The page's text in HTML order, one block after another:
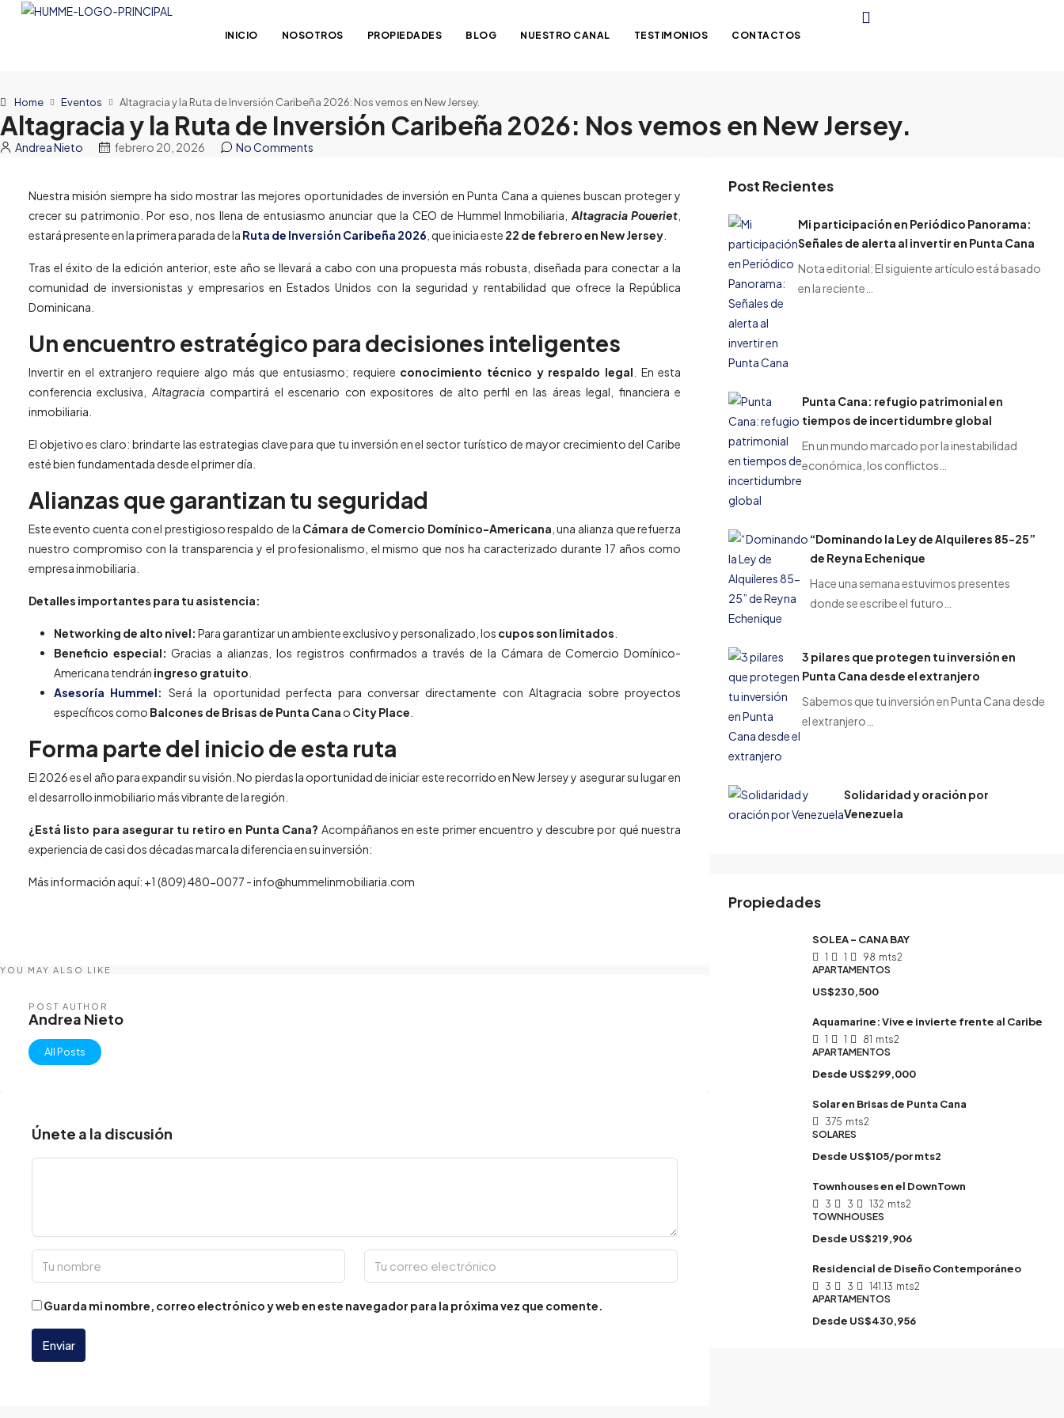
INICIO NOSOTROS PROPIEDADES BLOG NUESTRO CANAL TESTIMONIOS CONTACTOS
Home Eventos Altagracia y la Ruta de Inversión Caribeña 2026: Nos vemos en New Jersey.
Altagracia y la Ruta de Inversión Caribeña 2026: Nos vemos en New Jersey.
Andrea Nieto febrero 20, 2026 No Comments
Nuestra misión siempre ha sido mostrar las mejores oportunidades de inversión en Punta Cana a quienes buscan proteger y
crecer su patrimonio. Por eso, nos llena de entusiasmo anunciar que la CEO de Hummel Inmobiliaria, Altagracia Poueriet
estará presente en la primera parada de la Ruta de Inversión Caribeña 2026 , que inicia este 22 de febrero en New Jersey.
Tras el éxito de la edición anterior, este año se llevará a cabo con una propuesta más robusta, diseñada para conectar a la
comunidad de inversionistas y empresarios en Estados Unidos con la seguridad y rentabilidad que ofrece la República
Dominicana.
Un encuentro estratégico para decisiones inteligentes
Invertir en el extranjero requiere algo más que entusiasmo; requiere conocimiento técnico y respaldo legal . En esta
conferencia exclusiva, Altagraciacompartirá el escenario con expositores de alto perfil en las áreas legal, financiera e
inmobiliaria.
El objetivo es claro: brindarte las estrategias clave para que tu inversión en el sector turístico de mayor crecimiento del Caribe
esté bien fundamentada desde el primer día.
Alianzas que garantizan tu seguridad
Este evento cuenta con el prestigioso respaldo de la Cámara de Comercio Domínico-Americana , una alianza que refuerza
nuestro compromiso con la transparencia y el profesionalismo, el mismo que nos ha caracterizado durante 17 años como
empresa inmobiliaria.
Detalles importantes para tu asistencia:
Networking de alto nivel: Para garantizar un ambiente exclusivo y personalizado, los cupos son limitados
Beneficio especial: Gracias a alianzas, los registros confirmados a través de la Cámara de Comercio Domínico-
Americana tendrán ingreso gratuito
Asesoría Hummel: Será la oportunidad perfecta para conversar directamente con Altagracia sobre proyectos
específicos como Balcones de Brisas de Punta Cana o City Place
Forma parte del inicio de esta ruta
El 2026 es el año para expandir su visión. No pierdas la oportunidad de iniciar este recorrido en New Jersey y asegurar su lugar en
el desarrollo inmobiliario más vibrante de la región.
¿Está listo para asegurar tu retiro en Punta Cana? Acompáñanos en este primer encuentro y descubre por qué nuestra
experiencia de casi dos décadas marca la diferencia en su inversión:
Más información aquí: +1 (809) 480-0077 - info@hummelinmobiliaria.com
YOU MAY ALSO LIKE
POST AUTHOR
Andrea Nieto
All Posts
Únete a la discusión
Guarda mi nombre, correo electrónico y web en este navegador para la próxima vez que comente.
Enviar
Post Recientes
Mi participación en Periódico Panorama:
Señales de alerta al invertir en Punta Cana
Nota editorial: El siguiente artículo está basado
en la reciente…
Punta Cana: refugio patrimonial en
tiempos de incertidumbre global
En un mundo marcado por la inestabilidad
económica, los conflictos…
“Dominando la Ley de Alquileres 85-25”
de Reyna Echenique
Hace una semana estuvimos presentes
donde se escribe el futuro…
3 pilares que protegen tu inversión en
Punta Cana desde el extranjero
Sabemos que tu inversión en Punta Cana desde
el extranjero…
Solidaridad y oración por
Venezuela
Propiedades
SOLEA – CANA BAY
1 1 98 mts2
APARTAMENTOS
US$230,500
Aquamarine: Vive e invierte frente al Caribe
1 1 81 mts2
APARTAMENTOS
Desde US$299,000
Solar en Brisas de Punta Cana
375 mts2
SOLARES
Desde US$105/por mts2
Townhouses en el DownTown
3 3 132 mts2
TOWNHOUSES
Desde US$219,906
Residencial de Diseño Contemporáneo
3 3 141.13 mts2
APARTAMENTOS
Desde US$430,956